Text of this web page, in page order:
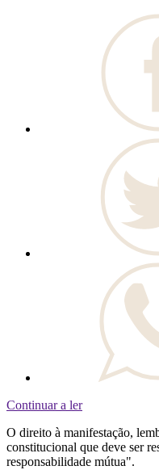
Continuar a ler
O direito à manifestação,
constitucional que deve ser
responsabilidade mútua".